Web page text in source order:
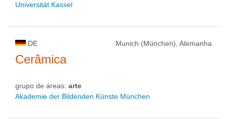
Universität Kassel
DE Munich (München), Alemanha
Cerâmica
grupo de áreas: arte
Akademie der Bildenden Künste München